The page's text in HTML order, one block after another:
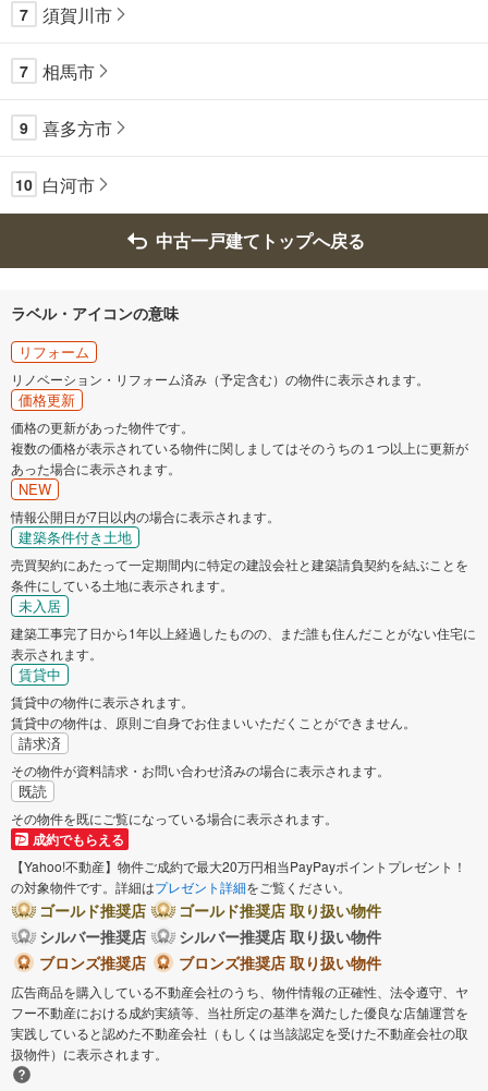
7 須賀川市
7 相馬市
9 喜多方市
10 白河市
中古一戸建てトップへ戻る
ラベル・アイコンの意味
リフォーム
リノベーション・リフォーム済み（予定含む）の物件に表示されます。
価格更新
価格の更新があった物件です。
複数の価格が表示されている物件に関しましてはそのうちの１つ以上に更新が
あった場合に表示されます。
NEW
情報公開日が7日以内の場合に表示されます。
建築条件付き土地
売買契約にあたって一定期間内に特定の建設会社と建築請負契約を結ぶことを
条件にしている土地に表示されます。
未入居
建築工事完了日から1年以上経過したものの、まだ誰も住んだことがない住宅に
表示されます。
賃貸中
賃貸中の物件に表示されます。
賃貸中の物件は、原則ご自身でお住まいいただくことができません。
請求済
その物件が資料請求・お問い合わせ済みの場合に表示されます。
既読
その物件を既にご覧になっている場合に表示されます。
成約でもらえる
【Yahoo!不動産】物件ご成約で最大20万円相当PayPayポイントプレゼント！
の対象物件です。詳細はプレゼント詳細をご覧ください。
ゴールド推奨店
ゴールド推奨店 取り扱い物件
シルバー推奨店
シルバー推奨店 取り扱い物件
ブロンズ推奨店
ブロンズ推奨店 取り扱い物件
広告商品を購入している不動産会社のうち、物件情報の正確性、法令遵守、ヤ
フー不動産における成約実績等、当社所定の基準を満たした優良な店舗運営を
実践していると認めた不動産会社（もしくは当該認定を受けた不動産会社の取
扱物件）に表示されます。